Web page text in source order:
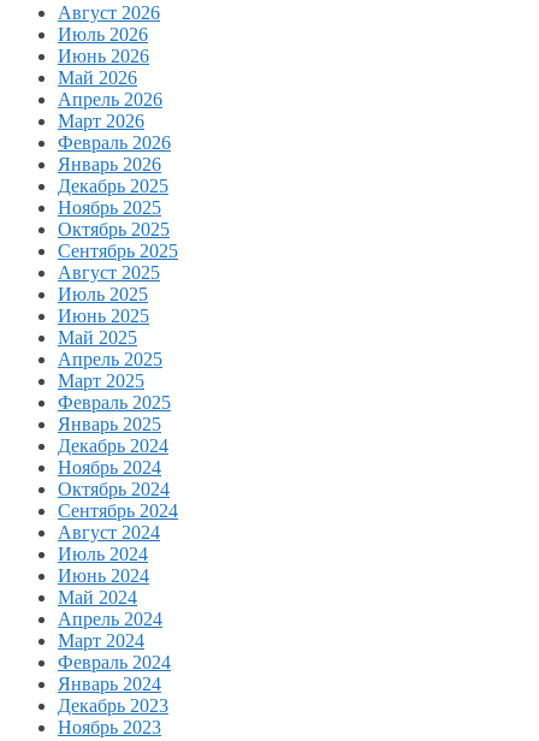
Август 2026
Июль 2026
Июнь 2026
Май 2026
Апрель 2026
Март 2026
Февраль 2026
Январь 2026
Декабрь 2025
Ноябрь 2025
Октябрь 2025
Сентябрь 2025
Август 2025
Июль 2025
Июнь 2025
Май 2025
Апрель 2025
Март 2025
Февраль 2025
Январь 2025
Декабрь 2024
Ноябрь 2024
Октябрь 2024
Сентябрь 2024
Август 2024
Июль 2024
Июнь 2024
Май 2024
Апрель 2024
Март 2024
Февраль 2024
Январь 2024
Декабрь 2023
Ноябрь 2023